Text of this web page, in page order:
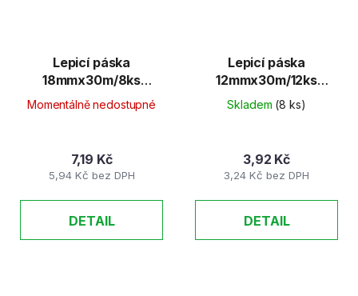
Lepicí páska
18mmx30m/8ks
transparentní
Momentálně nedostupné
5,94 Kč bez DPH
7,19 Kč
DETAIL
Lepicí páska
12mmx30m/12ks
transparentní
Skladem (8 ks)
3,24 Kč bez DPH
3,92 Kč
DETAIL